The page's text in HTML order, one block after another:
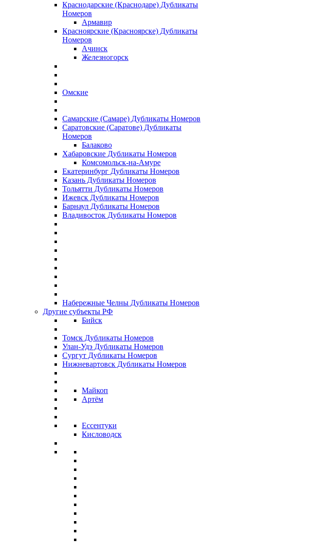
Краснодарские (Краснодаре) Дубликаты
Номеров
Армавир
Красноярские (Красноярске) Дубликаты
Номеров
Ачинск
Железногорск
Омские
Самарские (Самаре) Дубликаты Номеров
Саратовские (Саратове) Дубликаты
Номеров
Балаково
Хабаровские Дубликаты Номеров
Комсомольск-на-Амуре
Екатеринбург Дубликаты Номеров
Казань Дубликаты Номеров
Тольятти Дубликаты Номеров
Ижевск Дубликаты Номеров
Барнаул Дубликаты Номеров
Владивосток Дубликаты Номеров
Набережные Челны Дубликаты Номеров
Другие субъекты РФ
Бийск
Томск Дубликаты Номеров
Улан-Удэ Дубликаты Номеров
Сургут Дубликаты Номеров
Нижневартовск Дубликаты Номеров
Майкоп
Артём
Ессентуки
Кисловодск